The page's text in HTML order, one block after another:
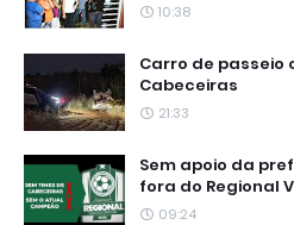
10:38
Carro de passeio
Cabeceiras
21:33
Sem apoio da
fora do Regional
09:24